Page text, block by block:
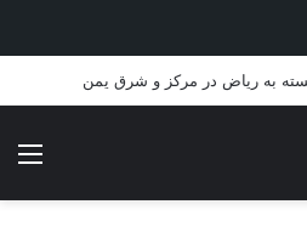
به ریاض در مرکز و شرق یمن